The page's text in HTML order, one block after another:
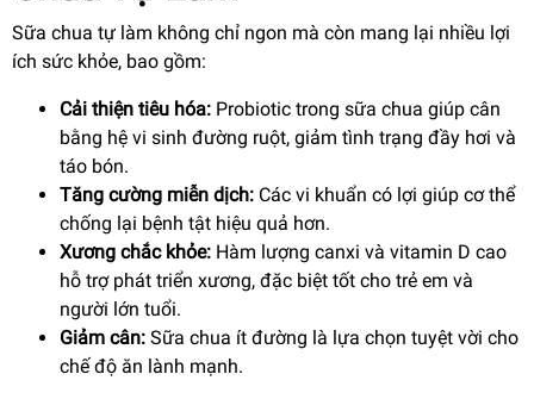
Sữa chua tự làm không chỉ ngon mà còn mang lại nhiều lợi
ích sức khỏe, bao gồm:
Cải thiện tiêu hóa: Probiotic trong sữa chua giúp cân
bằng hệ vi sinh đường ruột, giảm tình trạng đầy hơi và
táo bón.
Tăng cường miễn dịch: Các vi khuẩn có lợi giúp cơ thể
chống lại bệnh tật hiệu quả hơn.
Xương chắc khỏe: Hàm lượng canxi và vitamin D cao
hỗ trợ phát triển xương, đặc biệt tốt cho trẻ em và
người lớn tuổi.
Giảm cân: Sữa chua ít đường là lựa chọn tuyệt vời cho
chế độ ăn lành mạnh.